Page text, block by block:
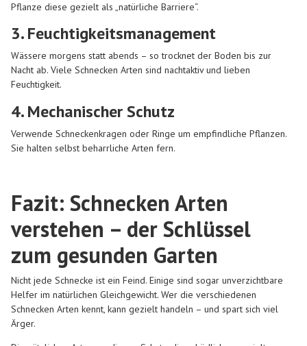
Pflanze diese gezielt als „natürliche Barriere“.
3. Feuchtigkeitsmanagement
Wässere morgens statt abends – so trocknet der Boden bis zur
Nacht ab. Viele Schnecken Arten sind nachtaktiv und lieben
Feuchtigkeit.
4. Mechanischer Schutz
Verwende Schneckenkragen oder Ringe um empfindliche Pflanzen.
Sie halten selbst beharrliche Arten fern.
Fazit: Schnecken Arten
verstehen – der Schlüssel
zum gesunden Garten
Nicht jede Schnecke ist ein Feind. Einige sind sogar unverzichtbare
Helfer im natürlichen Gleichgewicht. Wer die verschiedenen
Schnecken Arten kennt, kann gezielt handeln – und spart sich viel
Ärger.